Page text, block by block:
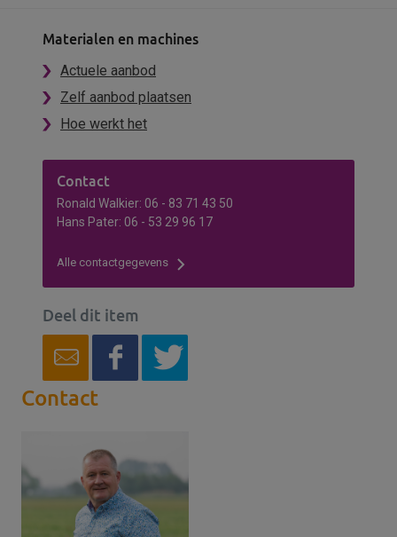
Materialen en machines
Actuele aanbod
Zelf aanbod plaatsen
Hoe werkt het
Contact
Ronald Walkier: 06 - 83 71 43 50
Hans Pater: 06 - 53 29 96 17
Alle contactgegevens
Deel dit item
Contact